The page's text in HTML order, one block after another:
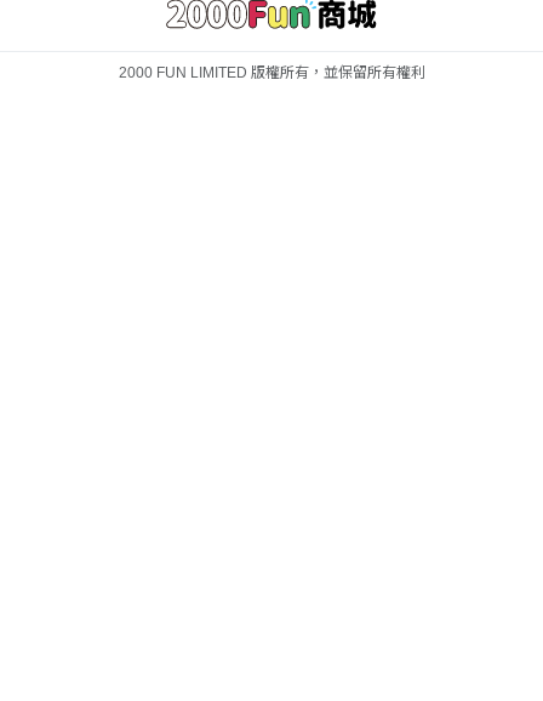
2000 FUN LIMITED 版權所有，並保留所有權利